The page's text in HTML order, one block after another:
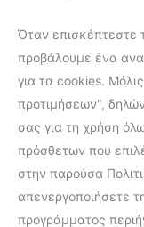
Όταν επισκέπτεστε
προβάλουμε ένα
για τα cookies.
προτιμήσεων",
σας για τη χρήση
πρόσθετων που
στην παρούσα
απενεργοποιήσετε
προγράμματος